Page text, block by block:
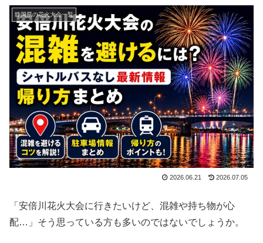
静岡県の花火大会一覧
2026.06.21 2026.07.05
「安倍川花火大会に行きたいけど、混雑や持ち物が心
配…」そう思っている方も多いのではないでしょうか。